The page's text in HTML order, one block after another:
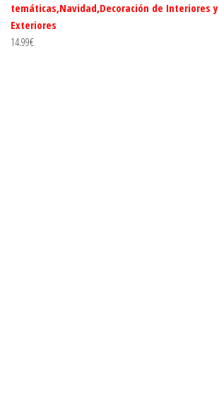
temáticas,Navidad,Decoración de Interiores y
Exteriores
14.99€